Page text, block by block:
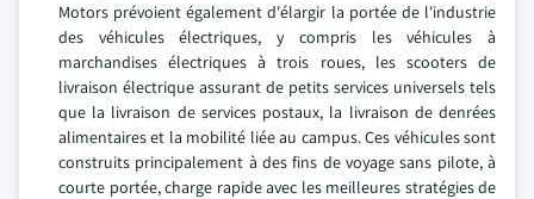
Motors prévoient également d'élargir la portée de l'industrie
des véhicules électriques, y compris les véhicules à
marchandises électriques à trois roues, les scooters de
livraison électrique assurant de petits services universels tels
que la livraison de services postaux, la livraison de denrées
alimentaires et la mobilité liée au campus. Ces véhicules sont
construits principalement à des fins de voyage sans pilote, à
courte portée, charge rapide avec les meilleures stratégies de